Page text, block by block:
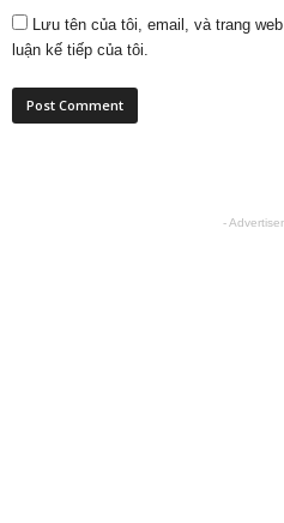
Lưu tên của tôi, email, và trang
luận kế tiếp của tôi.
-